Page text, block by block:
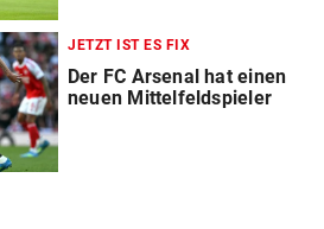
JETZT IST ES FIX
Der FC Arsenal hat einen
neuen Mittelfeldspieler